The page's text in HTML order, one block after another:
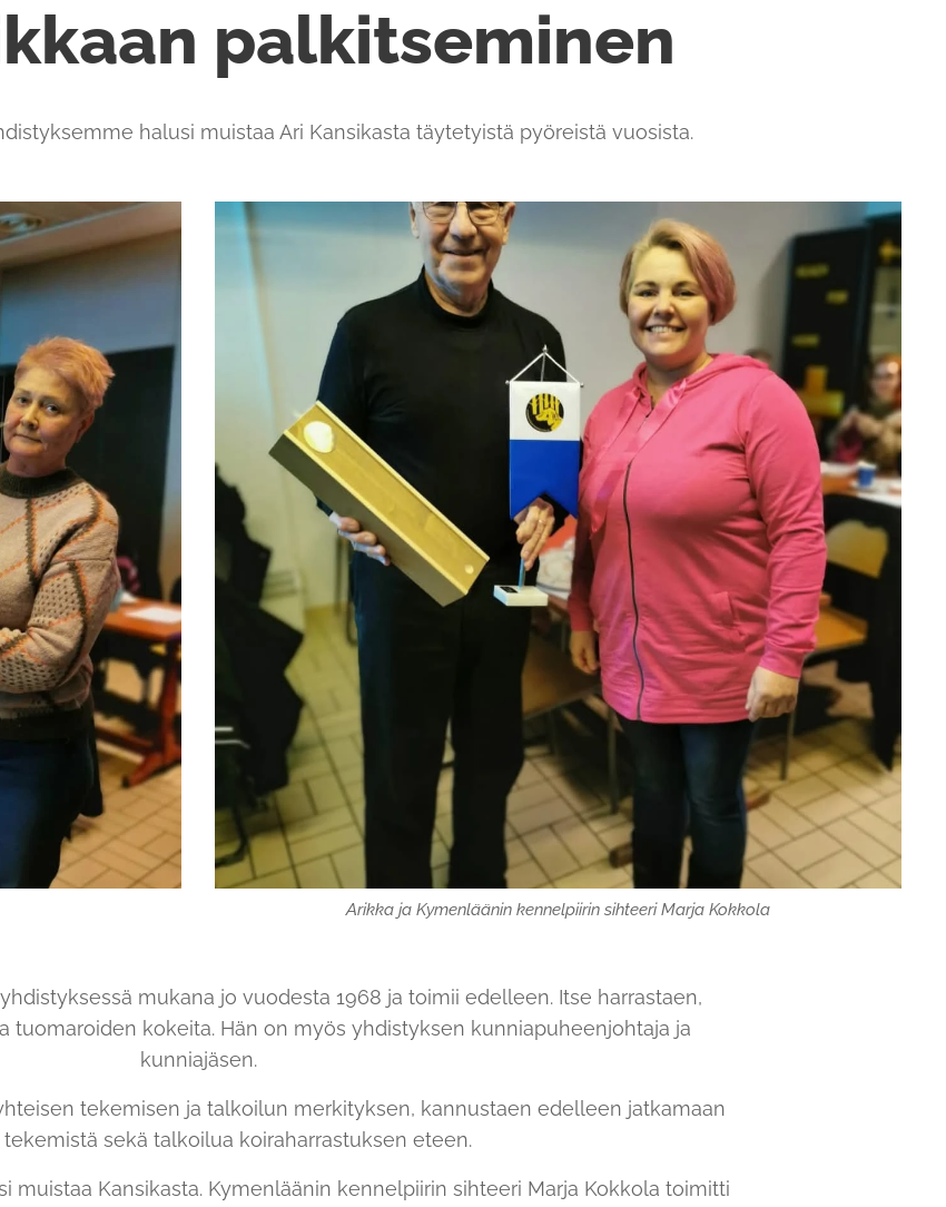
palkitseminen
halusi muistaa Ari Kansikasta täytetyistä pyöreistä vuosista.
Arikka ja Kymenläänin kennelpiirin sihteeri Marja Kokkola
mukana jo vuodesta 1968 ja toimii edelleen. Itse harrastaen,
tuomaroiden kokeita. Hän on myös yhdistyksen kunniapuheenjohtaja ja
kunniajäsen.
tekemisen ja talkoilun merkityksen, kannustaen edelleen jatkamaan
sekä talkoilua koiraharrastuksen eteen.
muistaa Kansikasta. Kymenläänin kennelpiirin sihteeri Marja Kokkola toimitti